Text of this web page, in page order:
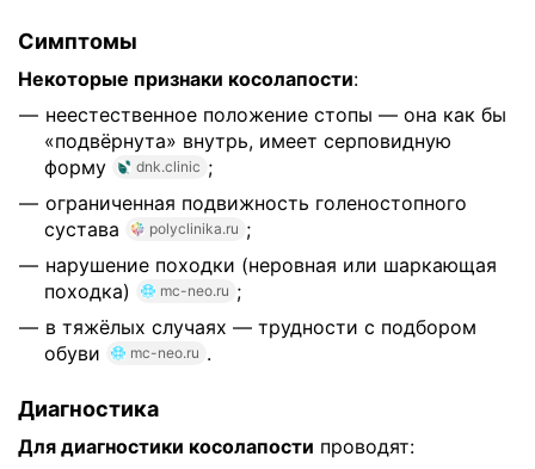
Симптомы
Некоторые признаки косолапости:
неестественное положение стопы — она как бы
«подвёрнута» внутрь, имеет серповидную
форму
dnk.clinic ;
ограниченная подвижность голеностопного
сустава
polyclinika.ru ;
нарушение походки (неровная или шаркающая
походка)
mc-neo.ru ;
в тяжёлых случаях — трудности с подбором
обуви
mc-neo.ru .
Диагностика
Для диагностики косолапости проводят: